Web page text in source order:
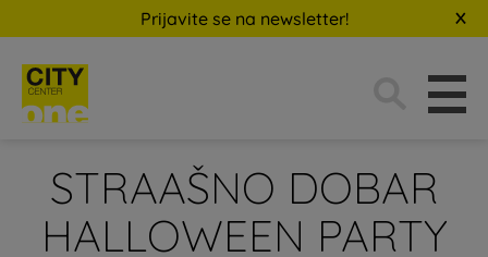
Prijavite se na newsletter!
STRAAŠNO DOBAR
HALLOWEEN PARTY